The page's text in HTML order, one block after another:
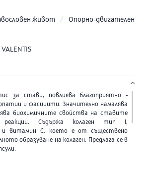
живот /
Опорно-двигателен
VALENTIS
за стави, повлиява благоприятно -
и фасциити. Значително намалява
биохимичните свойства на ставите
реакции. Съдържа колаген тип I,
и витамин С, което е от съществено
образуване на колаген. Предлага се в